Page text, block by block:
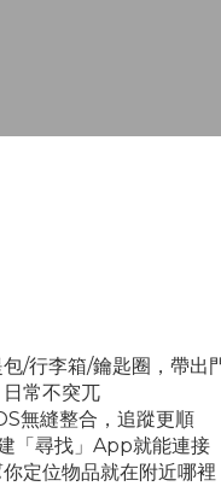
/行李箱/鑰匙圈，帶出
常不突兀
無縫整合，追蹤更順
「尋找」App就能連接
定位物品就在附近哪裡